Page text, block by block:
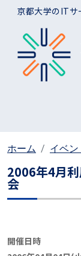
メインコンテンツ
京都大学のITサ
ホーム イベ
2006年4月
会
開催日時